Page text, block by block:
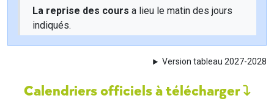
La reprise des cours a lieu le matin des jours
indiqués.
Version tableau 2027-2028
Calendriers officiels à télécharger